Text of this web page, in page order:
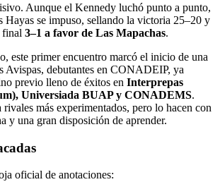
Aunque el Kennedy luchó punto a punto,
Hayas se impuso, sellando la victoria 25–20 y
final 3–1 a favor de Las Mapachas.
este primer encuentro marcó el inicio de una
Avispas, debutantes en CONADEIP, ya
previo lleno de éxitos en Interprepas
Universiada BUAP y CONADEMS.
rivales más experimentados, pero lo hacen con
y una gran disposición de aprender.
oficial de anotaciones: